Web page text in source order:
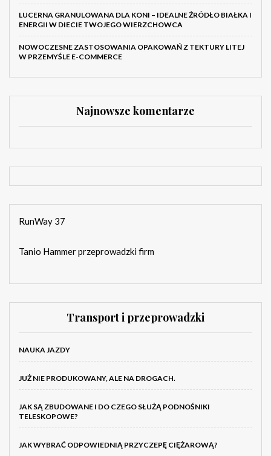
LUCERNA GRANULOWANA DLA KONI – IDEALNE ŹRÓDŁO BIAŁKA I
ENERGII W DIECIE TWOJEGO WIERZCHOWCA
NOWOCZESNE ZASTOSOWANIA OPAKOWAŃ Z TEKTURY LITEJ
W PRZEMYŚLE E-COMMERCE
Najnowsze komentarze
RunWay 37
Tanio Hammer przeprowadzki firm
Transport i przeprowadzki
NAUKA JAZDY
JUŻ NIE PRODUKOWANY, ALE NA DROGACH.
JAK SĄ ZBUDOWANE I DO CZEGO SŁUŻĄ PODNOŚNIKI
TELESKOPOWE?
JAK WYBRAĆ ODPOWIEDNIĄ PRZYCZEPĘ CIĘŻAROWĄ?